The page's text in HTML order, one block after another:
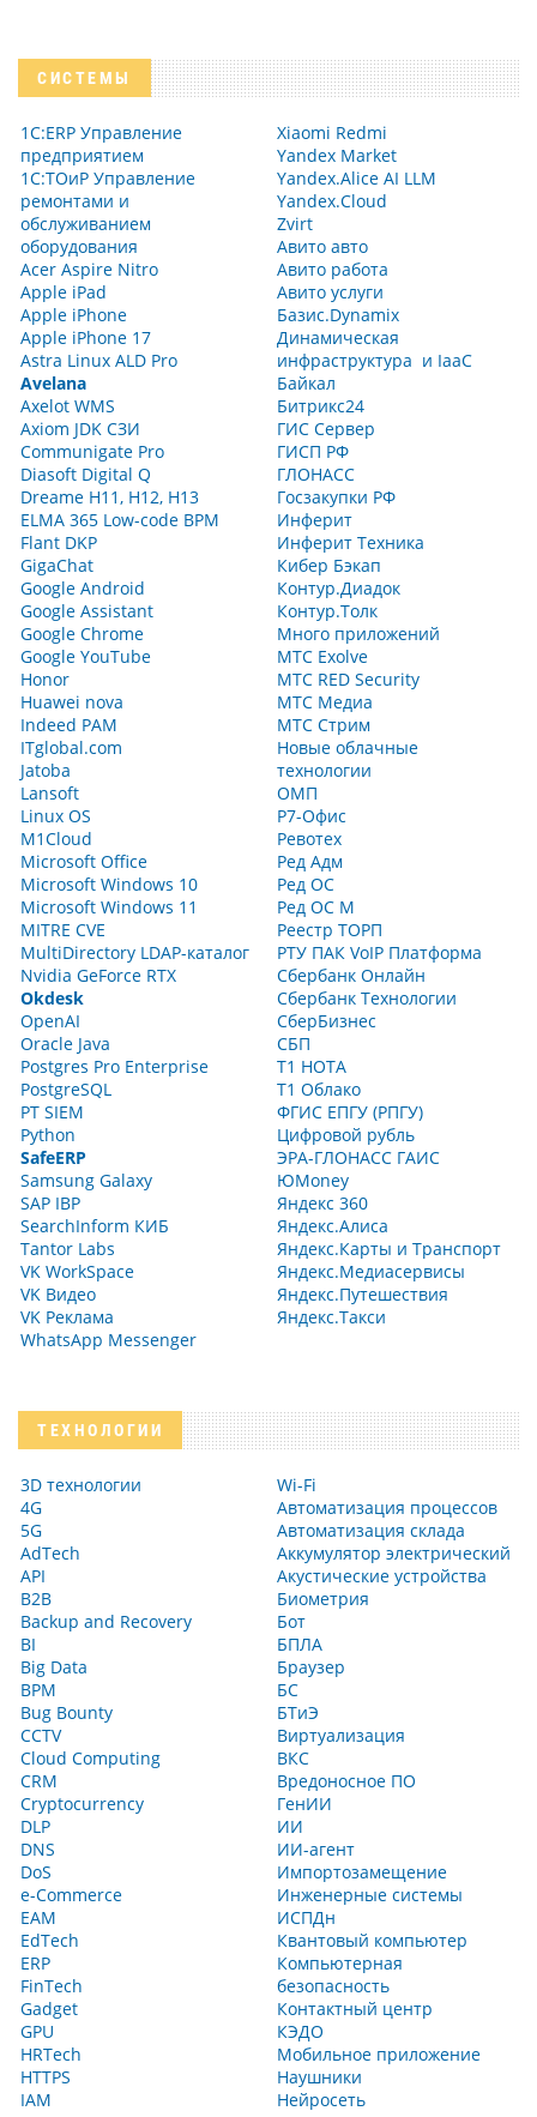
СИСТЕМЫ
1С:ERP Управление
предприятием
1С:ТОиР Управление
ремонтами и
обслуживанием
оборудования
Acer Aspire Nitro
Apple iPad
Apple iPhone
Apple iPhone 17
Astra Linux ALD Pro
Avelana
Axelot WMS
Axiom JDK СЗИ
Communigate Pro
Diasoft Digital Q
Dreame H11, H12, H13
ELMA 365 Low-code BPM
Flant DKP
GigaChat
Google Android
Google Assistant
Google Chrome
Google YouTube
Honor
Huawei nova
Indeed PAM
ITglobal.com
Jatoba
Lansoft
Linux OS
M1Cloud
Microsoft Office
Microsoft Windows 10
Microsoft Windows 11
MITRE CVE
MultiDirectory LDAP-каталог
Nvidia GeForce RTX
Okdesk
OpenAI
Oracle Java
Postgres Pro Enterprise
PostgreSQL
PT SIEM
Python
SafeERP
Samsung Galaxy
SAP IBP
SearchInform КИБ
Tantor Labs
VK WorkSpace
VK Видео
VK Реклама
WhatsApp Messenger
Xiaomi Redmi
Yandex Market
Yandex.Alice AI LLM
Yandex.Cloud
Zvirt
Авито авто
Авито работа
Авито услуги
Базис.Dynamix
Динамическая
инфраструктура и IaaC
Байкал
Битрикс24
ГИС Сервер
ГИСП РФ
ГЛОНАСС
Госзакупки РФ
Инферит
Инферит Техника
Кибер Бэкап
Контур.Диадок
Контур.Толк
Много приложений
МТС Exolve
МТС RED Security
МТС Медиа
МТС Стрим
Новые облачные
технологии
ОМП
Р7-Офис
Ревотех
Ред Адм
Ред ОС
Ред ОС М
Реестр ТОРП
РТУ ПАК VoIP Платформа
Сбербанк Онлайн
Сбербанк Технологии
СберБизнес
СБП
Т1 НОТА
Т1 Облако
ФГИС ЕПГУ (РПГУ)
Цифровой рубль
ЭРА-ГЛОНАСС ГАИС
ЮMoney
Яндекс 360
Яндекс.Алиса
Яндекс.Карты и Транспорт
Яндекс.Медиасервисы
Яндекс.Путешествия
Яндекс.Такси
ТЕХНОЛОГИИ
3D технологии
4G
5G
AdTech
API
B2B
Backup and Recovery
BI
Big Data
BPM
Bug Bounty
CCTV
Cloud Computing
CRM
Cryptocurrency
DLP
DNS
DoS
e-Commerce
EAM
EdTech
ERP
FinTech
Gadget
GPU
HRTech
HTTPS
IAM
Wi-Fi
Автоматизация процессов
Автоматизация склада
Аккумулятор электрический
Акустические устройства
Биометрия
Бот
БПЛА
Браузер
БС
БТиЭ
Виртуализация
ВКС
Вредоносное ПО
ГенИИ
ИИ
ИИ-агент
Импортозамещение
Инженерные системы
ИСПДн
Квантовый компьютер
Компьютерная
безопасность
Контактный центр
КЭДО
Мобильное приложение
Наушники
Нейросеть